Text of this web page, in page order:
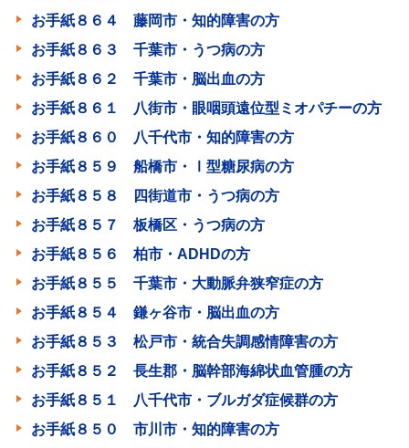
お手紙８６４ 藤岡市・知的障害の方
お手紙８６３ 千葉市・うつ病の方
お手紙８６２ 千葉市・脳出血の方
お手紙８６１ 八街市・眼咽頭遠位型ミオパチーの方
お手紙８６０ 八千代市・知的障害の方
お手紙８５９ 船橋市・Ⅰ型糖尿病の方
お手紙８５８ 四街道市・うつ病の方
お手紙８５７ 板橋区・うつ病の方
お手紙８５６ 柏市・ADHDの方
お手紙８５５ 千葉市・大動脈弁狭窄症の方
お手紙８５４ 鎌ヶ谷市・脳出血の方
お手紙８５３ 松戸市・統合失調感情障害の方
お手紙８５２ 長生郡・脳幹部海綿状血管腫の方
お手紙８５１ 八千代市・ブルガダ症候群の方
お手紙８５０ 市川市・知的障害の方